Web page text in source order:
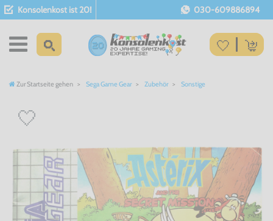
Konsolenkost ist 20! 030-609886894
Zur Startseite gehen Sega Game Gear Zubehör Sonstige